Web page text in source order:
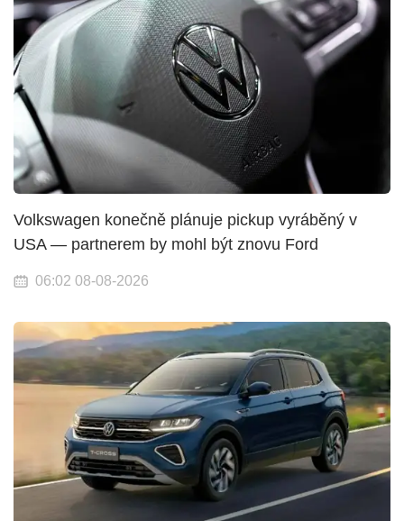
Volkswagen konečně plánuje pickup vyráběný v
USA — partnerem by mohl být znovu Ford
06:02 08-08-2026